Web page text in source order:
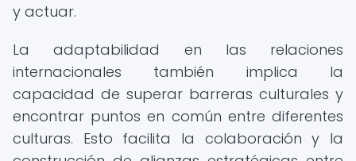
y actuar.
La adaptabilidad en las relaciones
internacionales también implica la
capacidad de superar barreras culturales y
encontrar puntos en común entre diferentes
culturas. Esto facilita la colaboración y la